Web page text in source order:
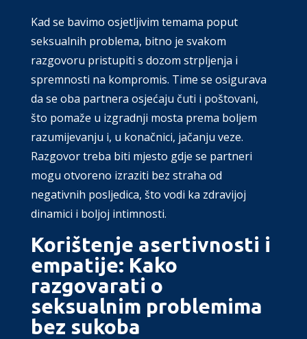
Kad se bavimo osjetljivim temama poput
seksualnih problema, bitno je svakom
razgovoru pristupiti s dozom strpljenja i
spremnosti na kompromis. Time se osigurava
da se oba partnera osjećaju čuti i poštovani,
što pomaže u izgradnji mosta prema boljem
razumijevanju i, u konačnici, jačanju veze.
Razgovor treba biti mjesto gdje se partneri
mogu otvoreno izraziti bez straha od
negativnih posljedica, što vodi ka zdravijoj
dinamici i boljoj intimnosti.
Korištenje asertivnosti i
empatije: Kako
razgovarati o
seksualnim problemima
bez sukoba